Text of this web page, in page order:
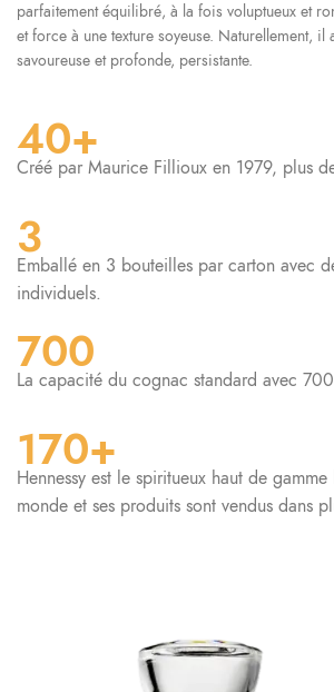
parfaitement équilibré, à la fois voluptueux et
et force à une texture soyeuse. Naturellement, il
savoureuse et profonde, persistante.
40+
Créé par Maurice Fillioux en 1979, plus
3
Emballé en 3 bouteilles par carton avec
individuels.
700
La capacité du cognac standard avec
170+
Hennessy est le spiritueux haut de
monde et ses produits sont vendus dans